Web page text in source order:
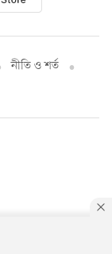
নীতি ও শর্ত